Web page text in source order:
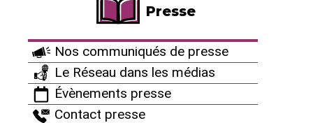
Presse
Nos communiqués de presse
Le Réseau dans les médias
Évènements presse
Contact presse
le 9 juin. Nous aurons - c’est prévu - la visite d’un
Michèle Rivasi après son brutal décès en novembre
2023.
En savoir plus :https://www.sdn-berry-giennois-
puisaye.fr/